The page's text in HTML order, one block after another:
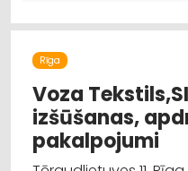
Rīga
Voza
izšūšanas,
pakalpojumi